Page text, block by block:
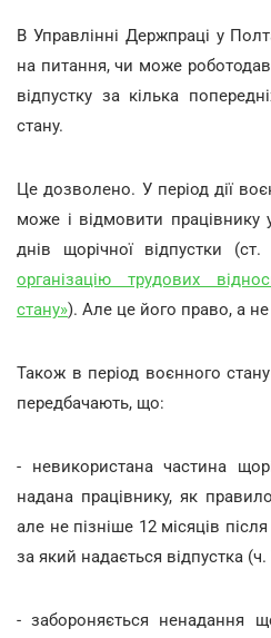
В Управлінні Держпраці у
на питання, чи може
відпустку за кілька
стану.
Це дозволено. У період дії
може і відмовити працівнику
днів щорічної відпустки
організацію трудових
стану»). Але це його право, а
Також в період воєнного
передбачають, що:
- невикористана частина
надана працівнику, як
але не пізніше 12 місяців
за який надається відпустка (ч.
- забороняється ненадання